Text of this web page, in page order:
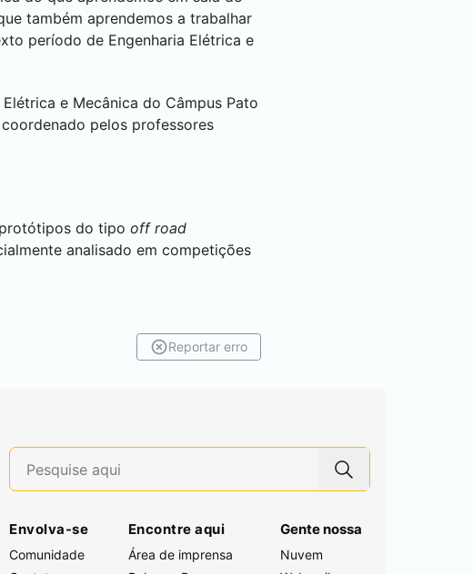
também aprendemos a trabalhar
período de Engenharia Elétrica e
e Mecânica do Câmpus Pato
pelos professores
do tipo off road
analisado em competições
Reportar erro
Envolva-se
Comunidade
Encontre aqui
Área de imprensa
Gente nossa
Nuvem